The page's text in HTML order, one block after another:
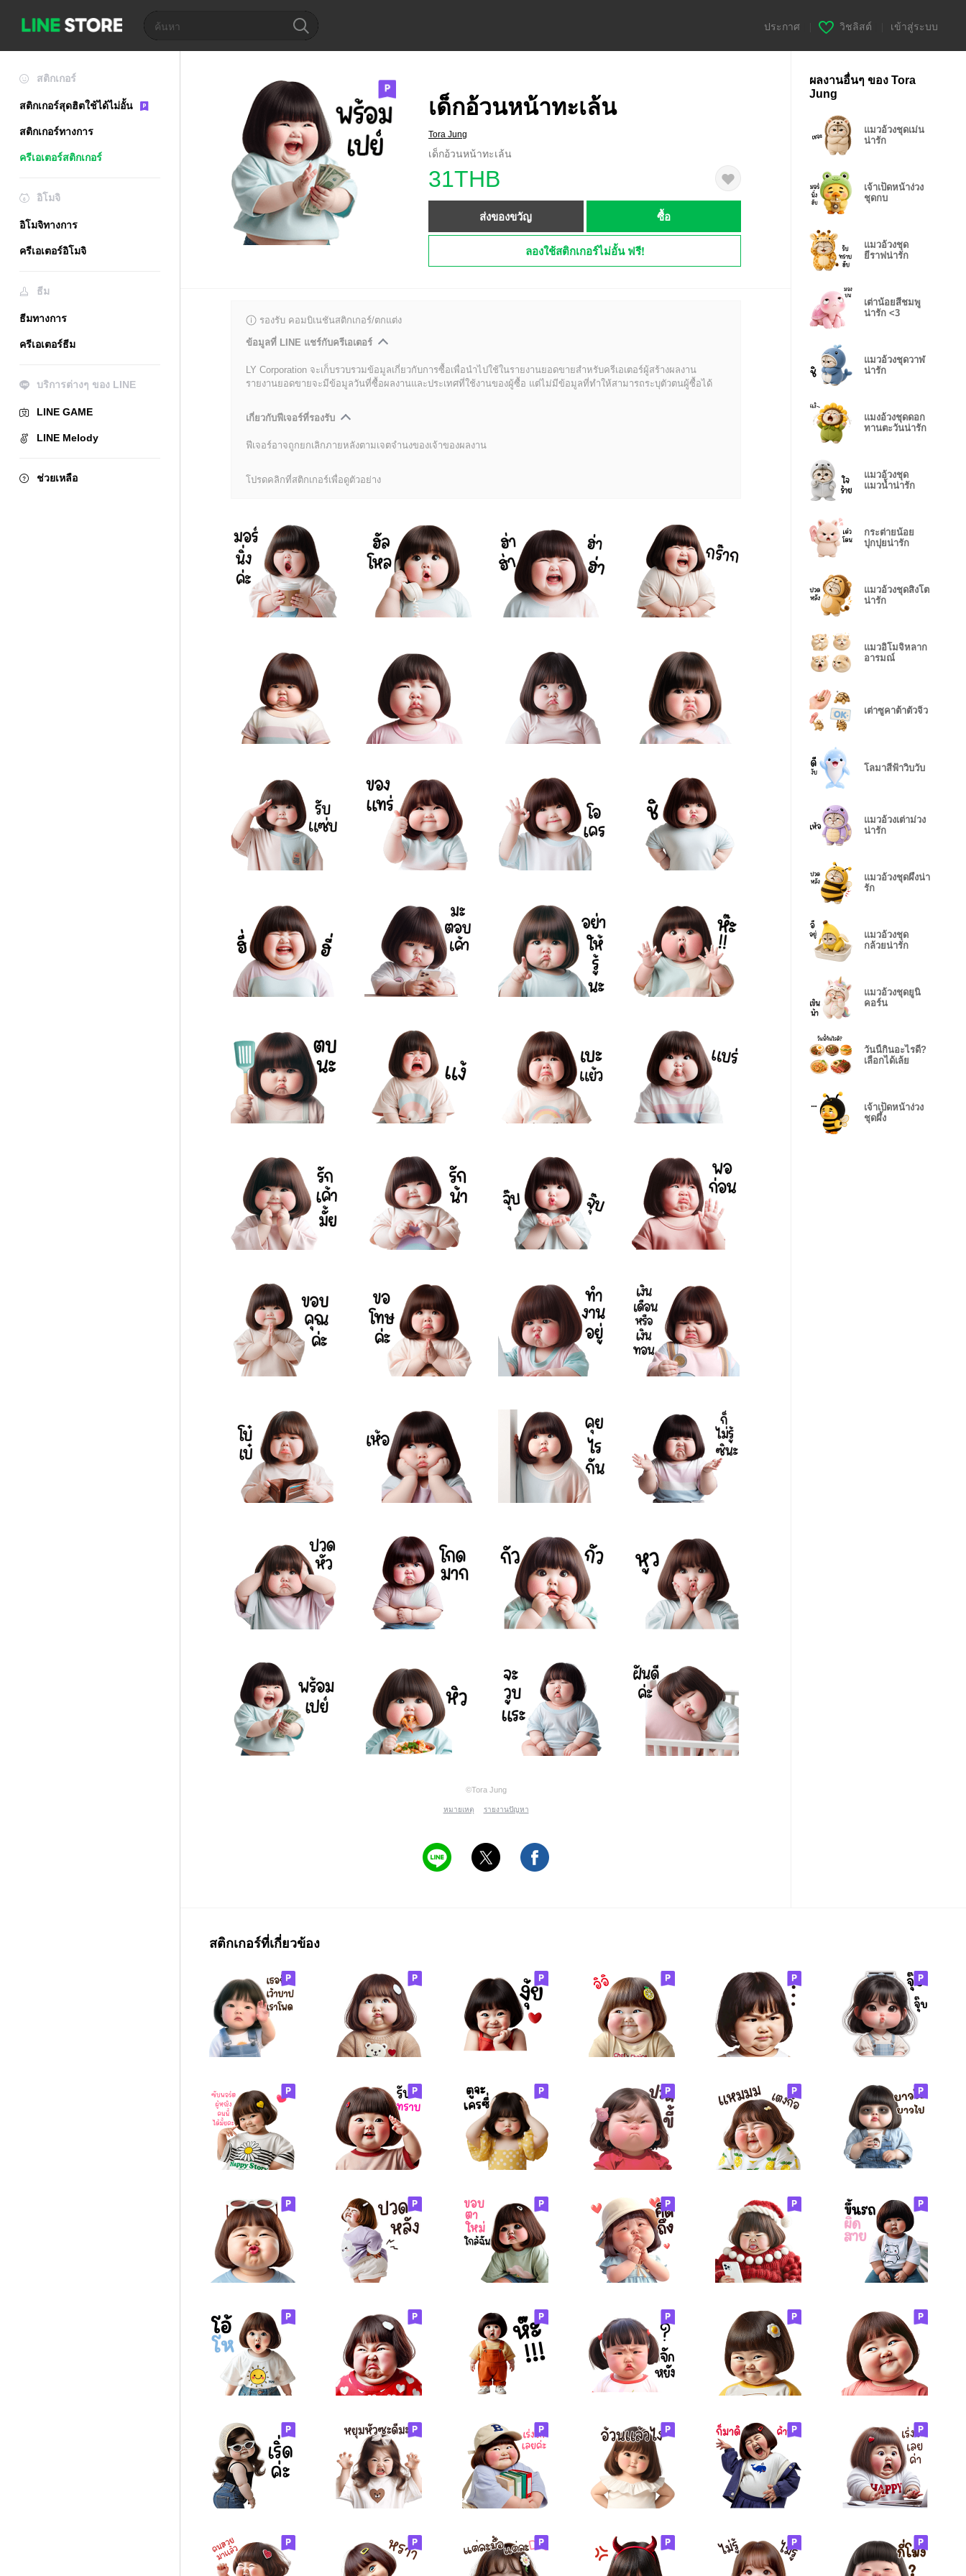
ประกาศ วิชลิสต์ เข้าสู่ระบบ
สติกเกอร์
สติกเกอร์สุดฮิตใช้ได้ไม่อั้น
สติกเกอร์ทางการ
ครีเอเตอร์สติกเกอร์
อิโมจิ
อิโมจิทางการ
ครีเอเตอร์อิโมจิ
ธีม
ธีมทางการ
ครีเอเตอร์ธีม
บริการต่างๆ ของ LINE
LINE GAME
LINE Melody
ช่วยเหลือ
เด็กอ้วนหน้าทะเล้น
Tora Jung
เด็กอ้วนหน้าทะเล้น
31THB
ส่งของขวัญ ซื้อ
ลองใช้สติกเกอร์ไม่อั้น ฟรี!
รองรับ คอมบิเนชันสติกเกอร์/ตกแต่ง
ข้อมูลที่ LINE แชร์กับครีเอเตอร์
LY Corporation จะเก็บรวบรวมข้อมูลเกี่ยวกับการซื้อเพื่อนำไปใช้ในรายงานยอดขายสำหรับครีเอเตอร์ผู้สร้างผลงาน
รายงานยอดขายจะมีข้อมูลวันที่ซื้อผลงานและประเทศที่ใช้งานของผู้ซื้อ แต่ไม่มีข้อมูลที่ทำให้สามารถระบุตัวตนผู้ซื้อได้
เกี่ยวกับฟีเจอร์ที่รองรับ
ฟีเจอร์อาจถูกยกเลิกภายหลังตามเจตจำนงของเจ้าของผลงาน
โปรดคลิกที่สติกเกอร์เพื่อดูตัวอย่าง
©Tora Jung
หมายเหตุ รายงานปัญหา
ผลงานอื่นๆ ของ Tora
Jung
แมวอ้วงชุดเม่น
น่ารัก
เจ้าเป็ดหน้าง่วง
ชุดกบ
แมวอ้วงชุด
ยีราฟน่ารัก
เต่าน้อยสีชมพู
น่ารัก <3
แมวอ้วงชุดวาฬ
น่ารัก
แมงอ้วงชุดดอก
ทานตะวันน่ารัก
แมวอ้วงชุด
แมวน้ำน่ารัก
กระต่ายน้อย
ปุกปุยน่ารัก
แมวอ้วงชุดสิงโต
น่ารัก
แมวอิโมจิหลาก
อารมณ์
เต่าซูคาต้าตัวจิ๋ว
โลมาสีฟ้าวิบวับ
แมวอ้วงเต่าม่วง
น่ารัก
แมวอ้วงชุดผึ้งน่า
รัก
แมวอ้วงชุด
กล้วยน่ารัก
แมวอ้วงชุดยูนิ
คอร์น
วันนี้กินอะไรดี?
เลือกได้เล้ย
เจ้าเป็ดหน้าง่วง
ชุดผึ้ง
สติกเกอร์ที่เกี่ยวข้อง